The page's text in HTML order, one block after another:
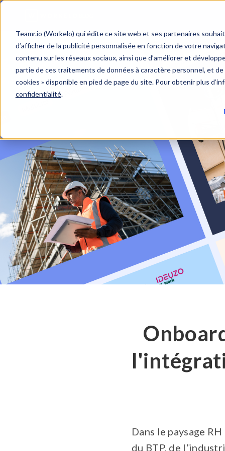
Teamr.io (Workelo) qui édite ce site web et ses partenaires
d’afficher de la publicité personnalisée en fonction de votre
contenu sur les réseaux sociaux, ainsi que d’améliorer et
partie de ces traitements de données à caractère personnel, et
cookies » disponible en pied de page du site. Pour obtenir plus
confidentialité.
Dans le paysage
du BTP, de